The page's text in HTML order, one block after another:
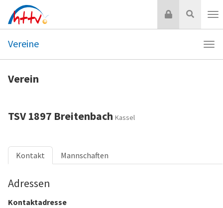
Inhalt
springen
Suche
Login
Vereine
Verein
TSV 1897 Breitenbach Kassel
Kontakt Mannschaften
Adressen
Kontaktadresse